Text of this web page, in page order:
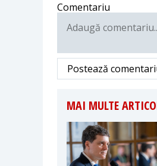
Comentariu
Postează
MAI MULTE